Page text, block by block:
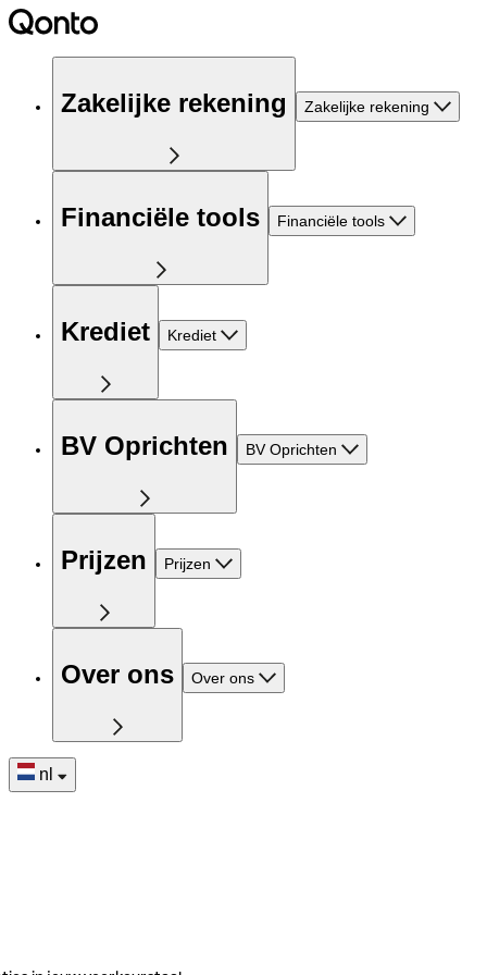
Zakelijke rekening Zakelijke rekening
Financiële tools Financiële tools
Krediet Krediet
BV Oprichten BV Oprichten
Prijzen Prijzen
Over ons Over ons
nl